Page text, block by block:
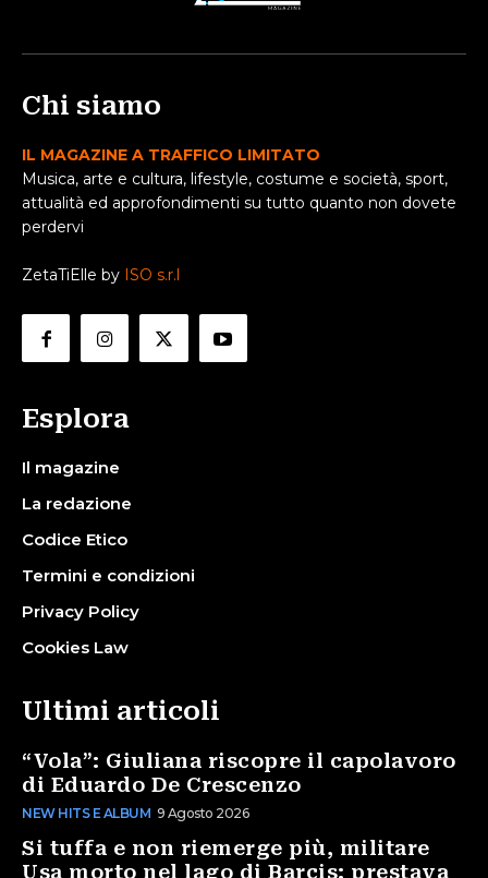
Chi siamo
IL MAGAZINE A TRAFFICO LIMITATO
Musica, arte e cultura, lifestyle, costume e società, sport,
attualità ed approfondimenti su tutto quanto non dovete
perdervi
ZetaTiElle by ISO s.r.l
Esplora
Il magazine
La redazione
Codice Etico
Termini e condizioni
Privacy Policy
Cookies Law
Ultimi articoli
“Vola”: Giuliana riscopre il capolavoro
di Eduardo De Crescenzo
NEW HITS E ALBUM 9 Agosto 2026
Si tuffa e non riemerge più, militare
Usa morto nel lago di Barcis: prestava